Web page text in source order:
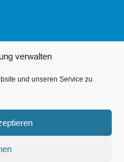
verwalten
und unseren Service zu